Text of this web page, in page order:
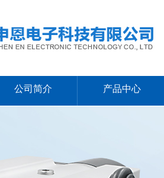
公司简介 产品中心